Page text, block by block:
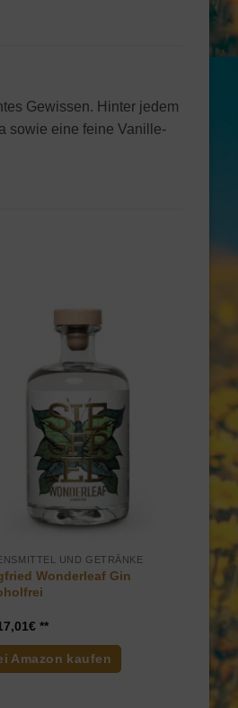
Gewissen. Hinter jedem
sowie eine feine Vanille-
UND GETRÄNKE
Wonderleaf Gin
€
Amazon kaufen